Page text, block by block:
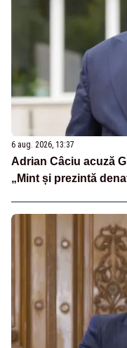
6 aug. 2026, 13:37
Adrian Câciu acuză
„Mint și prezintă